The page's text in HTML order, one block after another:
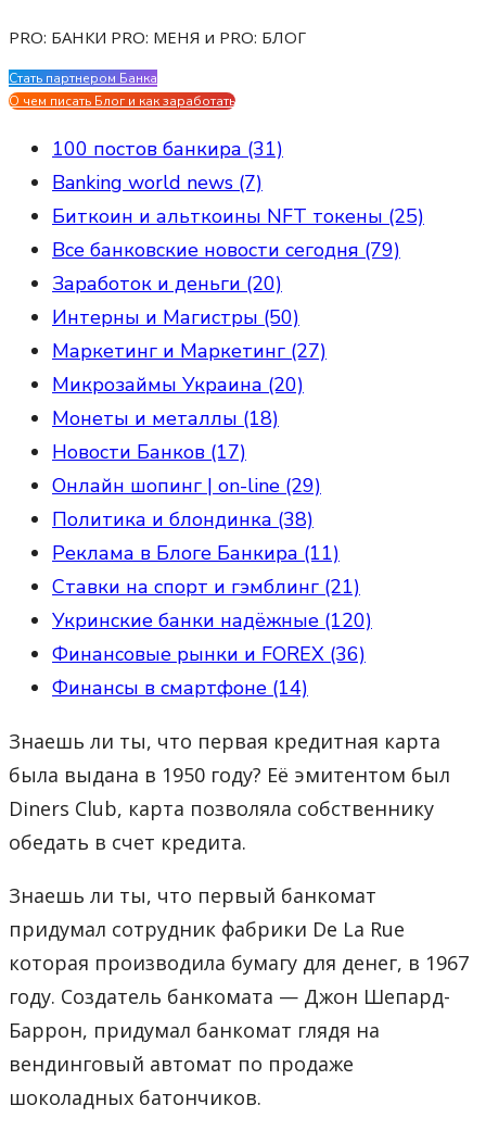
PRO: БАНКИ PRO: МЕНЯ и PRO: БЛОГ
Стать партнером Банка
О чем писать Блог и как заработать
100 постов банкира (31)
Banking world news (7)
Биткоин и альткоины NFT токены (25)
Все банковские новости сегодня (79)
Заработок и деньги (20)
Интерны и Магистры (50)
Маркетинг и Маркетинг (27)
Микрозаймы Украина (20)
Монеты и металлы (18)
Новости Банков (17)
Онлайн шопинг | on-line (29)
Политика и блондинка (38)
Реклама в Блоге Банкира (11)
Ставки на спорт и гэмблинг (21)
Укринские банки надёжные (120)
Финансовые рынки и FOREX (36)
Финансы в смартфоне (14)
Знаешь ли ты, что первая кредитная карта
была выдана в 1950 году? Её эмитентом был
Diners Club, карта позволяла собственнику
обедать в счет кредита.
Знаешь ли ты, что первый банкомат
придумал сотрудник фабрики De La Rue
которая производила бумагу для денег, в 1967
году. Создатель банкомата — Джон Шепард-
Баррон, придумал банкомат глядя на
вендинговый автомат по продаже
шоколадных батончиков.